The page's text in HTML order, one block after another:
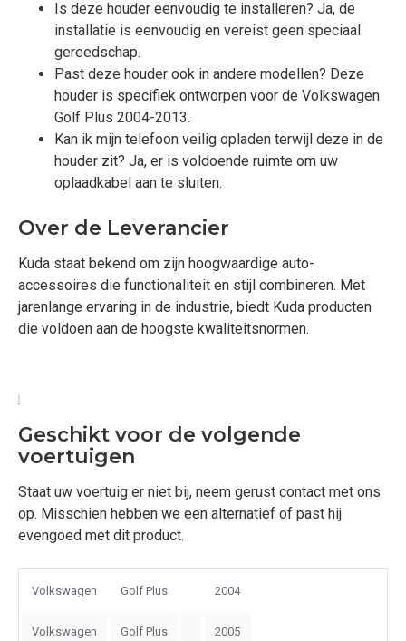
Is deze houder eenvoudig te installeren? Ja, de
installatie is eenvoudig en vereist geen speciaal
gereedschap.
Past deze houder ook in andere modellen? Deze
houder is specifiek ontworpen voor de Volkswagen
Golf Plus 2004-2013.
Kan ik mijn telefoon veilig opladen terwijl deze in de
houder zit? Ja, er is voldoende ruimte om uw
oplaadkabel aan te sluiten.
Over de Leverancier
Kuda staat bekend om zijn hoogwaardige auto-
accessoires die functionaliteit en stijl combineren. Met
jarenlange ervaring in de industrie, biedt Kuda producten
die voldoen aan de hoogste kwaliteitsnormen.
Geschikt voor de volgende
voertuigen
Staat uw voertuig er niet bij, neem gerust contact met ons
op. Misschien hebben we een alternatief of past hij
evengoed met dit product.
Volkswagen Golf Plus 2004
Volkswagen Golf Plus 2005